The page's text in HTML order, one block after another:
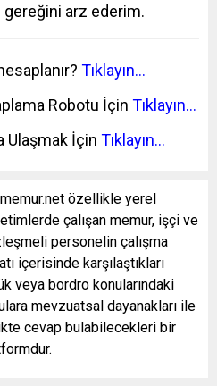
arz ederim.
Tıklayın…
Robotu İçin Tıklayın…
Ulaşmak İçin Tıklayın…
özellikle yerel
çalışan memur, işçi ve
personelin çalışma
içerisinde karşılaştıkları
veya bordro konularındaki
mevzuatsal dayanakları ile
cevap bulabilecekleri bir